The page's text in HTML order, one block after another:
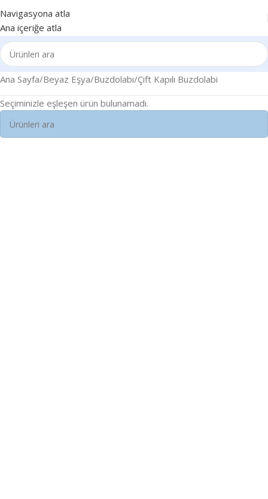
Navigasyona atla
Ana içeriğe atla
Ana Sayfa Beyaz Eşya Buzdolabı Çift Kapılı Buzdolabi
Seçiminizle eşleşen ürün bulunamadı.